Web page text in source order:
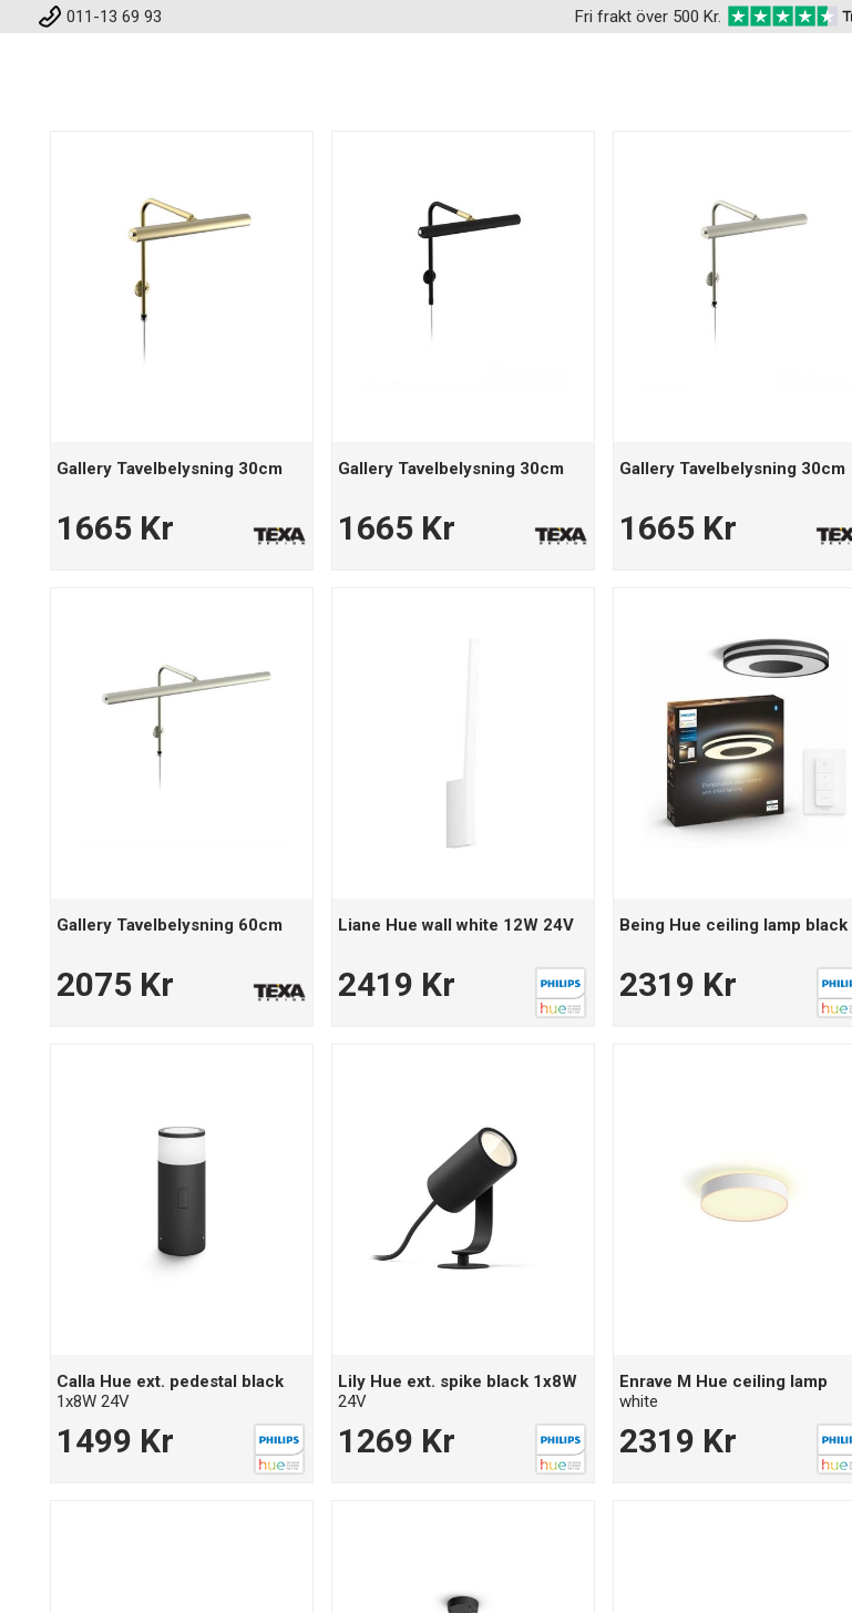
011-13 69 93 Fri frakt över 500 Kr.
Gallery Tavelbelysning 30cm
1665 Kr
Gallery Tavelbelysning 30cm
1665 Kr
Gallery Tavelbelysning 30cm
1665 Kr
Gallery Tavelbelysning 60cm
2075 Kr
Liane Hue wall white 12W 24V
2419 Kr
Being Hue ceiling lamp black
2319 Kr
Calla Hue ext. pedestal black
1x8W 24V
1499 Kr
Lily Hue ext. spike black 1x8W
24V
1269 Kr
Enrave M Hue ceiling lamp
white
2319 Kr